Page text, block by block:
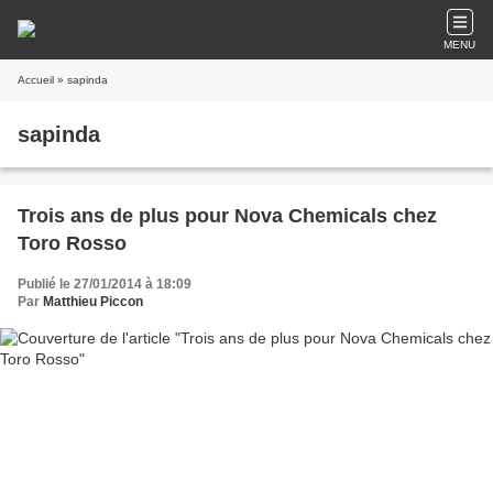
MENU
Accueil » sapinda
sapinda
Trois ans de plus pour Nova Chemicals chez
Toro Rosso
Publié le 27/01/2014 à 18:09
Par Matthieu Piccon